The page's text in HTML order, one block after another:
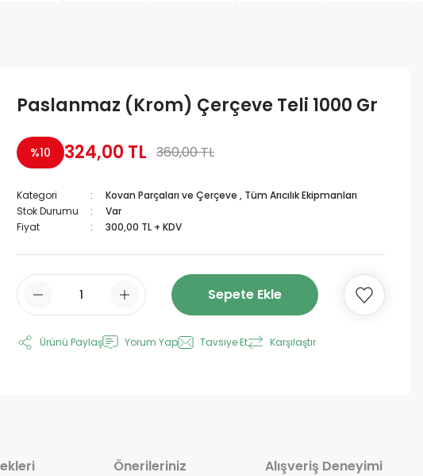
Paslanmaz (Krom) Çerçeve Teli 1000 Gr
%10 324,00 TL 360,00 TL
Kategori Kovan Parçaları ve Çerçeve , Tüm Arıcılık Ekipmanları
Stok Durumu
Var
Fiyat
300,00 TL + KDV
Sepete Ekle
Ürünü Paylaş Yorum Yap Tavsiye Et Karşılaştır
Önerileriniz Alışveriş Deneyimi